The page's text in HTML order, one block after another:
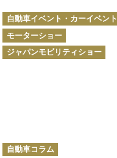
カ
テ
ゴ
リ
ー
自動車イベント・カーイベント
モーターショー
ジャパンモビリティショー
カ
テ
自動車コラム